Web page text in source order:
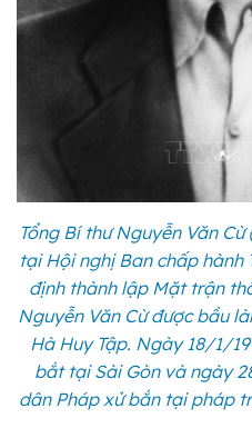
Tổng Bí thư Nguyễn Văn Cừ
tại Hội nghị Ban chấp
định thành lập Mặt trận
Nguyễn Văn Cừ được bầu
Hà Huy Tập. Ngày 18/1/
bắt tại Sài Gòn và ngày
dân Pháp xử bắn tại pháp